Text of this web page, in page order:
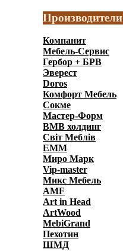
Производители
Компанит
Мебель-Сервис
Гербор + БРВ
Эверест
Doros
Комфорт Мебель
Сокме
Мастер-Форм
ВМВ холдинг
Світ Меблів
ЕММ
Миро Марк
Vip-master
Микс Мебель
AMF
Art in Head
ArtWood
MebiGrand
Пехотин
ШМД